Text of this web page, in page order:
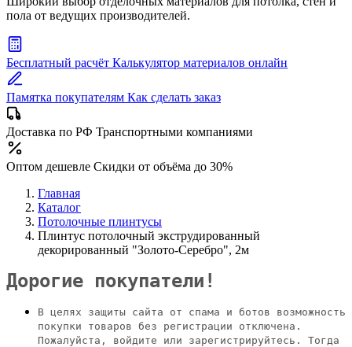
пола от ведущих производителей.
Бесплатный расчёт Калькулятор материалов онлайн
Памятка покупателям Как сделать заказ
Доставка по РФ Транспортными компаниями
Оптом дешевле Скидки от объёма до 30%
Главная
Каталог
Потолочные плинтусы
Плинтус потолочный экструдированный
декорированный "Золото-Серебро", 2м
Дорогие покупатели!
В целях защиты сайта от спама и ботов возможность
покупки товаров без регистрации отключена.
Пожалуйста, войдите или зарегистрируйтесь. Тогда